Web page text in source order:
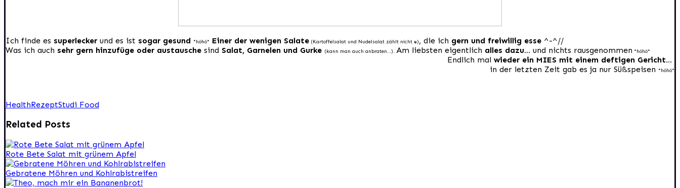
Ich finde es superlecker und es ist sogar gesund *höhö* Einer der wenigen Salate (Kartoffelsalat und Nudelsalat zählt nicht :D), die ich gern und freiwillig esse ^-^//
Was ich auch sehr gern hinzufüge oder austausche sind Salat, Garnelen und Gurke (kann man auch anbraten…). Am liebsten eigentlich alles dazu… und nichts rausgenommen *höhö*
Endlich mal wieder ein MIES mit einem deftigen Gericht…
in der letzten Zeit gab es ja nur Süßspeisen *höhö*
HealthRezeptStudi Food
Related Posts
Rote Bete Salat mit grünem Apfel
Gebratene Möhren und Kohlrabistreifen